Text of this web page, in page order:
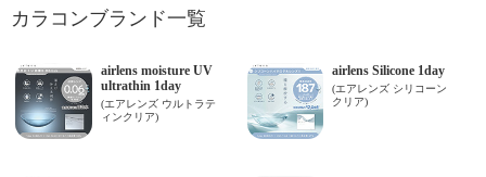
カラコンブランド一覧